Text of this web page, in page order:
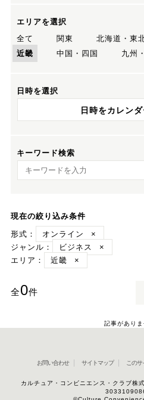
エリアを選択
全て
関東 北海道・東
近畿
中国・四国 九州
日時を選択
日時をカレン
キーワード検索
キーワード検索
現在の絞り込み条件
形式：
オンライン
×
ジャンル：
ビジネス
×
エリア：
近畿 ×
全0件
記事がありま
お問い合わせ サイトマップ この
カルチュア・コンビニエンス・クラブ